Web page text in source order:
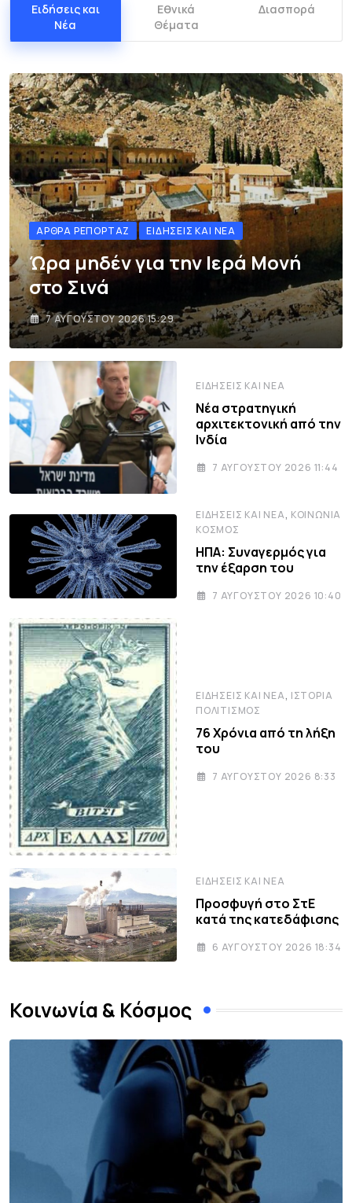
Ειδήσεις και
Νέα
Εθνικά
Θέματα
Διασπορά
ΆΡΘΡΑ ΡΕΠΟΡΤΆΖ ΕΙΔΉΣΕΙΣ ΚΑΙ ΝΈΑ
Ώρα μηδέν για την Ιερά Μονή
στο Σινά
7 ΑΥΓΟΎΣΤΟΥ 2026 15:29
ΕΙΔΉΣΕΙΣ ΚΑΙ ΝΈΑ
Νέα στρατηγική
αρχιτεκτονική από την
Ινδία
7 ΑΥΓΟΎΣΤΟΥ 2026 11:44
ΕΙΔΉΣΕΙΣ ΚΑΙ ΝΈΑ, ΚΟΙΝΩΝΊΑ
ΚΌΣΜΟΣ
ΗΠΑ: Συναγερμός για
την έξαρση του
7 ΑΥΓΟΎΣΤΟΥ 2026 10:40
ΕΙΔΉΣΕΙΣ ΚΑΙ ΝΈΑ, ΙΣΤΟΡΊΑ
ΠΟΛΙΤΙΣΜΌΣ
76 Χρόνια από τη λήξη
του
7 ΑΥΓΟΎΣΤΟΥ 2026 8:33
ΕΙΔΉΣΕΙΣ ΚΑΙ ΝΈΑ
Προσφυγή στο ΣτΕ
κατά της κατεδάφισης
6 ΑΥΓΟΎΣΤΟΥ 2026 18:34
Κοινωνία & Κόσμος